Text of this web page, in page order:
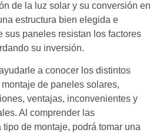
de la luz solar y su conversión en
estructura bien elegida e
sus paneles resistan los factores
su inversión.
a conocer los distintos
de paneles solares,
ventajas, inconvenientes y
Al comprender las
de montaje, podrá tomar una